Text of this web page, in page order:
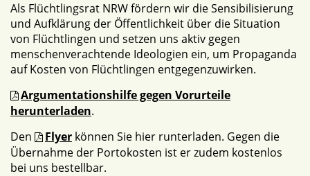
Als Flüchtlingsrat NRW fördern wir die Sensibilisierung
und Aufklärung der Öffentlichkeit über die Situation
von Flüchtlingen und setzen uns aktiv gegen
menschenverachtende Ideologien ein, um Propaganda
auf Kosten von Flüchtlingen entgegenzuwirken.
Argumentationshilfe gegen Vorurteile
herunterladen.
Den
Flyer können Sie hier runterladen. Gegen die
Übernahme der Portokosten ist er zudem kostenlos
bei uns bestellbar.